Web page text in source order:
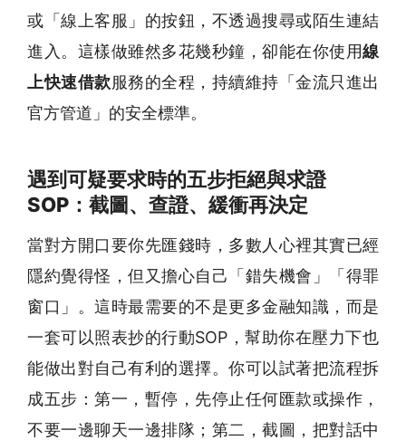
或「線上客服」的按鈕，不透過搜尋或陌生連結
進入。這樣做雖然多花幾秒鐘，卻能在你使用線
上快速借款服務的全程，持續維持「金流只進出
官方管道」的安全標準。
遇到可疑要求時的五步拒絕與求證
SOP：截圖、查證、緩衝再決定
當對方開口要你先匯錢時，多數人心裡其實已經
隱約覺得怪，但又擔心自己「錯失機會」「得罪
窗口」。這時最需要的不是更多金融知識，而是
一套可以照表抄的行動SOP，幫助你在壓力下也
能做出對自己有利的選擇。你可以試著把流程拆
成五步：第一，暫停，先停止任何匯款或操作，
不要一邊聊天一邊排隊；第二，截圖，把對話中